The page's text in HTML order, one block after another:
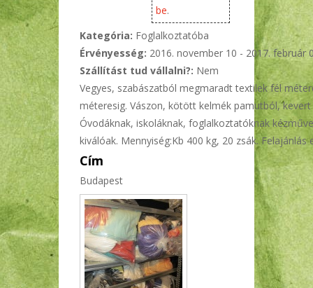
be.
Kategória: Foglalkoztatóba
Érvényesség: 2016. november 10 - 2017. február
Szállítást tud vállalni?: Nem
Vegyes, szabászatból megmaradt textilek fél
méteresig. Vászon, kötött kelmék pamutból, kevert
Óvodáknak, iskoláknak, foglalkoztatóknak
kiválóak. Mennyiség:Kb 400 kg, 20 zsák. Felajánlás
Cím
Budapest